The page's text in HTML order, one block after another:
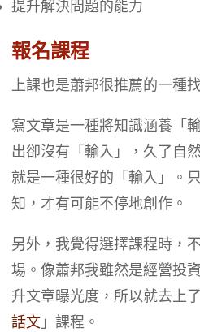
提升解決問題的能力
報名課程
上課也是蕭邦很推薦的一種
寫文章是一種將知識涵養「
出卻沒有「輸入」，久了自
就是一種很好的「輸入」。
知，才有可能不停地創作。
另外，我覺得選擇課程時，
場。像蕭邦我雖然是經營投
升文章曝光度，所以就去上
話文」課程。